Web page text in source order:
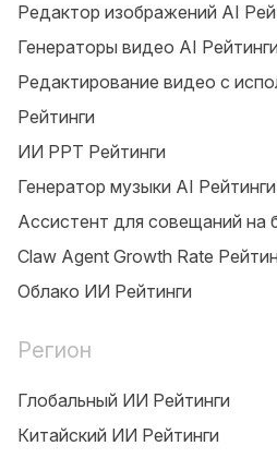
Редактор изображений AI
Генераторы видео AI Рейтинги
Редактирование видео с
Рейтинги
ИИ PPT Рейтинги
Генератор музыки AI Рейтинги
Ассистент для совещаний на
Claw Agent Growth Rate
Облако ИИ Рейтинги
Регион
Глобальный ИИ Рейтинги
Китайский ИИ Рейтинги